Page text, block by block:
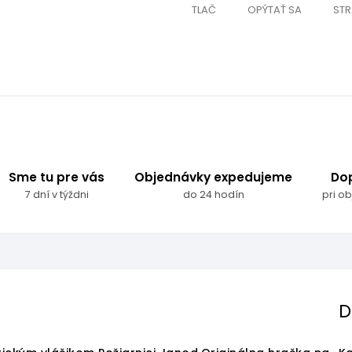
TLAČ OPÝTAŤ SA
Sme tu pre vás
7 dní v týždni
Objednávky expedujeme
do 24 hodín pri